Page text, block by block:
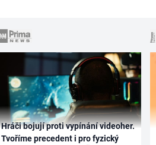
Hráči bojují proti vypínání videoher.
Tvoříme precedent i pro fyzický